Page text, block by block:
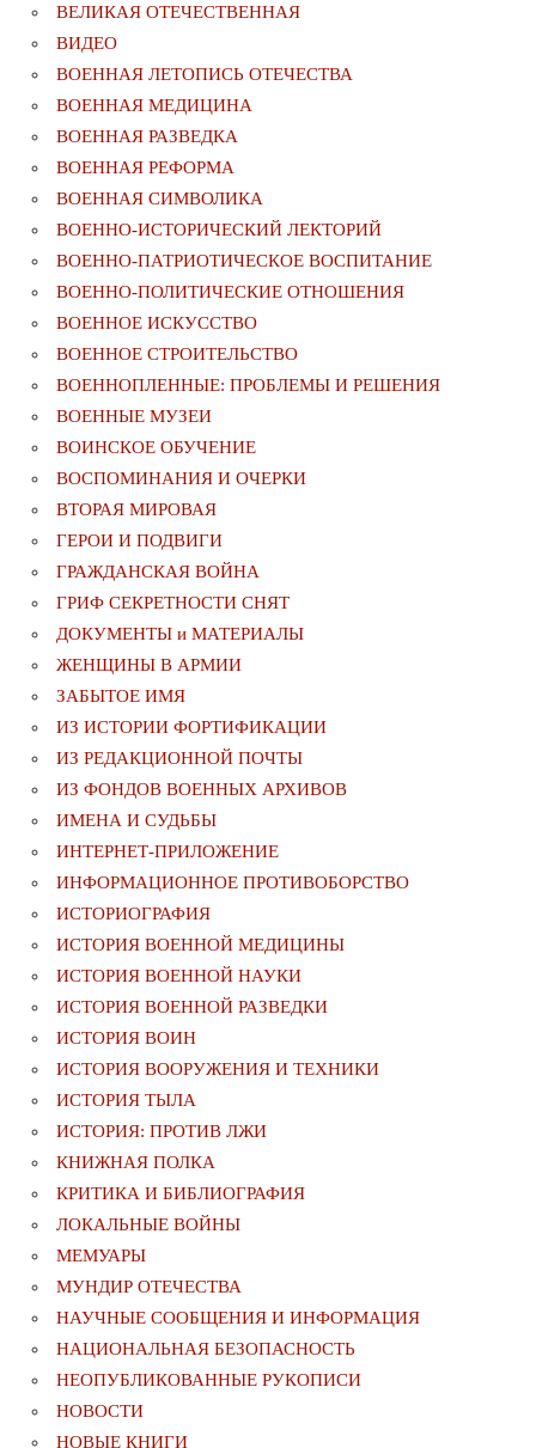
ВЕЛИКАЯ ОТЕЧЕСТВЕННАЯ
ВИДЕО
ВОЕННАЯ ЛЕТОПИСЬ ОТЕЧЕСТВА
ВОЕННАЯ МЕДИЦИНА
ВОЕННАЯ РАЗВЕДКА
ВОЕННАЯ РЕФОРМА
ВОЕННАЯ СИМВОЛИКА
ВОЕННО-ИСТОРИЧЕСКИЙ ЛЕКТОРИЙ
ВОЕННО-ПАТРИОТИЧЕСКОЕ ВОСПИТАНИЕ
ВОЕННО-ПОЛИТИЧЕСКИE ОТНОШЕНИЯ
ВОЕННОЕ ИСКУССТВО
ВОЕННОЕ СТРОИТЕЛЬСТВО
ВОЕННОПЛЕННЫЕ: ПРОБЛЕМЫ И РЕШЕНИЯ
ВОЕННЫЕ МУЗЕИ
ВОИНСКОЕ ОБУЧЕНИЕ
ВОСПОМИНАНИЯ И ОЧЕРКИ
ВТОРАЯ МИРОВАЯ
ГЕРОИ И ПОДВИГИ
ГРАЖДАНСКАЯ ВОЙНА
ГРИФ СЕКРЕТНОСТИ СНЯТ
ДОКУМЕНТЫ и МАТЕРИАЛЫ
ЖЕНЩИНЫ В АРМИИ
ЗАБЫТОЕ ИМЯ
ИЗ ИСТОРИИ ФОРТИФИКАЦИИ
ИЗ РЕДАКЦИОННОЙ ПОЧТЫ
ИЗ ФОНДОВ ВОЕННЫХ АРХИВОВ
ИМЕНА И СУДЬБЫ
ИНТЕРНЕТ-ПРИЛОЖЕНИЕ
ИНФОРМАЦИОННОЕ ПРОТИВОБОРСТВО
ИСТОРИОГРАФИЯ
ИСТОРИЯ ВОЕННОЙ МЕДИЦИНЫ
ИСТОРИЯ ВОЕННОЙ НАУКИ
ИСТОРИЯ ВОЕННОЙ РАЗВЕДКИ
ИСТОРИЯ ВОИН
ИСТОРИЯ ВООРУЖЕНИЯ И ТЕХНИКИ
ИСТОРИЯ ТЫЛА
ИСТОРИЯ: ПРОТИВ ЛЖИ
КНИЖНАЯ ПОЛКА
КРИТИКА И БИБЛИОГРАФИЯ
ЛОКАЛЬНЫЕ ВОЙНЫ
МЕМУАРЫ
МУНДИР ОТЕЧЕСТВА
НАУЧНЫЕ СООБЩЕНИЯ И ИНФОРМАЦИЯ
НАЦИОНАЛЬНАЯ БЕЗОПАСНОСТЬ
НЕОПУБЛИКОВАННЫЕ РУКОПИСИ
НОВОСТИ
НОВЫЕ КНИГИ